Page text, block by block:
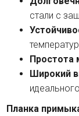
стали с
Простота
Широкий
Планка